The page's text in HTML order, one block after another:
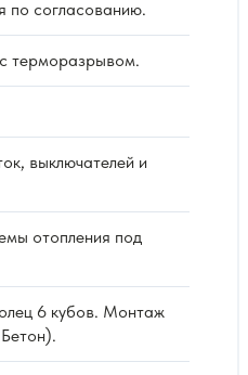
по согласованию.
терморазрывом.
выключателей и
отопления под
6 кубов. Монтаж